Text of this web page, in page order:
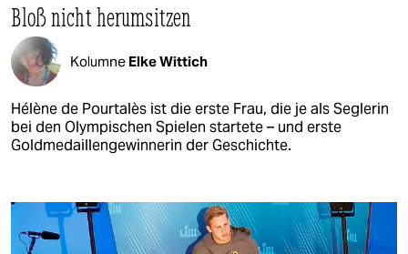
Bloß nicht herumsitzen
Kolumne Elke Wittich
Hélène de Pourtalès ist die erste Frau, die je als Seglerin
bei den Olympischen Spielen startete – und erste
Goldmedaillengewinnerin der Geschichte.